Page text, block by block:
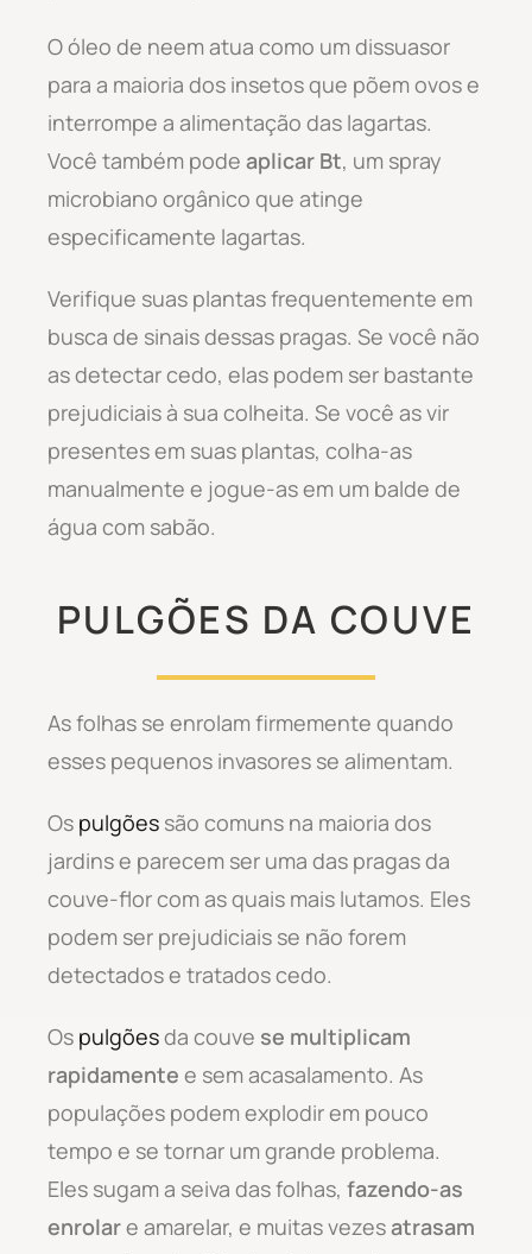
O óleo de neem atua como um dissuasor
para a maioria dos insetos que põem ovos e
interrompe a alimentação das lagartas.
Você também pode aplicar Bt, um spray
microbiano orgânico que atinge
especificamente lagartas.
Verifique suas plantas frequentemente em
busca de sinais dessas pragas. Se você não
as detectar cedo, elas podem ser bastante
prejudiciais à sua colheita. Se você as vir
presentes em suas plantas, colha-as
manualmente e jogue-as em um balde de
água com sabão.
PULGÕES DA COUVE
As folhas se enrolam firmemente quando
esses pequenos invasores se alimentam.
Os pulgões são comuns na maioria dos
jardins e parecem ser uma das pragas da
couve-flor com as quais mais lutamos. Eles
podem ser prejudiciais se não forem
detectados e tratados cedo.
Os pulgõesda couve se multiplicam
rapidamente e sem acasalamento. As
populações podem explodir em pouco
tempo e se tornar um grande problema.
Eles sugam a seiva das folhas, fazendo-as
enrolare amarelar, e muitas vezesatrasam